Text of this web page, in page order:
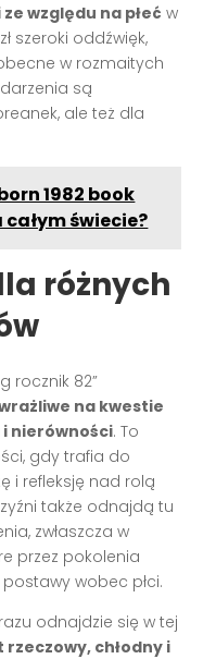
względu na płeć w
szeroki oddźwięk,
w rozmaitych
są
ale też dla
1982 book
świecie?
różnych
rocznik 82”
na kwestie
nierówności. To
gdy trafia do
i refleksję nad rolą
także odnajdą tu
zwłaszcza w
przez pokolenia
wobec płci.
odnajdzie się w tej
chłodny i